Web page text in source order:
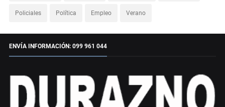
Policiales Política Empleo Verano
ENVÍA INFORMACIÓN: 099 961 044